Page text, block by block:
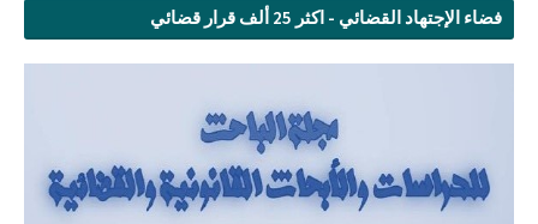
فضاء الإجتهاد القضائي - اكثر 25 ألف قرار قضائي